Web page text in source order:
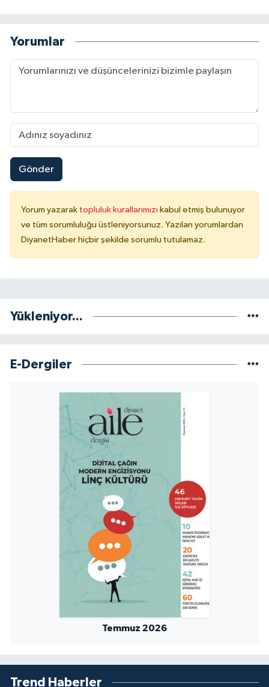
Yorumlar
Gönder
Yorum yazarak topluluk kurallarımızı kabul etmiş bulunuyor
ve tüm sorumluluğu üstleniyorsunuz. Yazılan yorumlardan
DiyanetHaber hiçbir şekilde sorumlu tutulamaz.
Yükleniyor...
E-Dergiler
Temmuz 2026
Trend Haberler
Hakkari Müftülüğü
Hatay Müftülüğü
Isparta Müftülüğü
İstanbul Müftülüğü
İzmir Müftülüğü
Kahramanmaraş Müftülüğü
Karabük Müftülüğü
Kars Müftülüğü
Kilis Müftülüğü
Kırıkkale Müftülüğü
Kırklareli Müftülüğü
Kırşehir Müftülüğü
Kocaeli Müftülüğü
Konya Müftülüğü
Kütahya Müftülüğü
Malatya Müftülüğü
Mardin Müftülüğü